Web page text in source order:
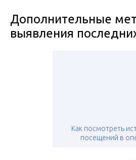
Дополнительные
выявления
Как посмотреть
посещений в